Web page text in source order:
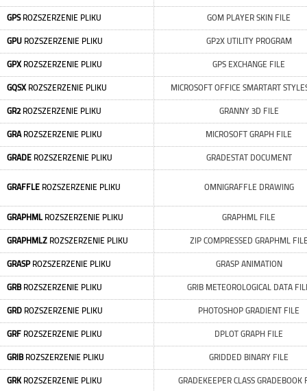
GPSROZSZERZENIE PLIKU GOM PLAYER SKIN FILE
GPU ROZSZERZENIE PLIKU GP2X UTILITY PROGRAM
GPXROZSZERZENIE PLIKU GPS EXCHANGE FILE
GQSXROZSZERZENIE PLIKU MICROSOFT OFFICE SMARTART
GR2ROZSZERZENIE PLIKU GRANNY 3D FILE
GRAROZSZERZENIE PLIKU MICROSOFT GRAPH FILE
GRADE ROZSZERZENIE PLIKU GRADESTAT DOCUMENT
GRAFFLE ROZSZERZENIE PLIKU OMNIGRAFFLE DRAWING
GRAPHMLROZSZERZENIE PLIKU GRAPHML FILE
GRAPHMLZ ROZSZERZENIE PLIKU ZIP COMPRESSED GRAPHML
GRASPROZSZERZENIE PLIKU GRASP ANIMATION
GRBROZSZERZENIE PLIKU GRIB METEOROLOGICAL DATA
GRD ROZSZERZENIE PLIKU PHOTOSHOP GRADIENT FILE
GRF ROZSZERZENIE PLIKU DPLOT GRAPH FILE
GRIBROZSZERZENIE PLIKU GRIDDED BINARY FILE
GRKROZSZERZENIE PLIKU GRADEKEEPER CLASS GRADEBOOK